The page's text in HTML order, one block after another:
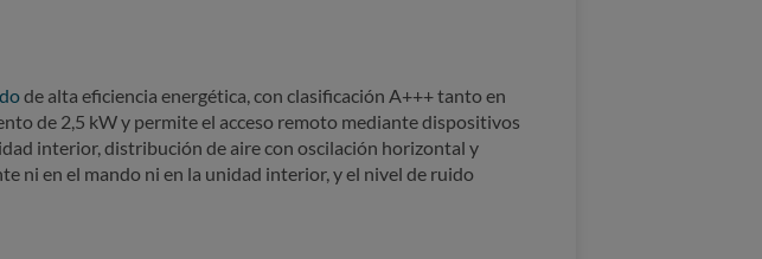
de alta eficiencia energética, con clasificación A+++ tanto en
de 2,5 kW y permite el acceso remoto mediante dispositivos
interior, distribución de aire con oscilación horizontal y
ni en el mando ni en la unidad interior, y el nivel de ruido